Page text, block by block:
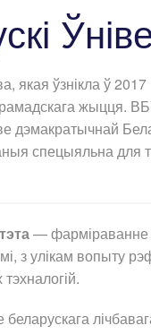
якая ўзнікла ў
жыцця.
дэмакратычнай
спецыяльна для
— фарміраванне
з улікам